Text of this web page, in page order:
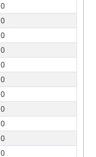
0
0
0
0
0
0
0
0
0
0
0